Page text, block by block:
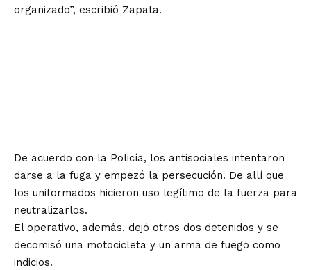
organizado”, escribió Zapata.
De acuerdo con la Policía, los antisociales intentaron
darse a la fuga y empezó la persecución. De allí que
los uniformados hicieron uso legítimo de la fuerza para
neutralizarlos.
El operativo, además, dejó otros dos detenidos y se
decomisó una motocicleta y un arma de fuego como
indicios.